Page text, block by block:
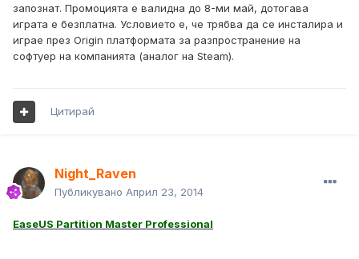
запознат. Промоцията е валидна до 8-ми май, дотогава
играта е безплатна. Условието е, че трябва да се инсталира и
играе през Origin платформата за разпространение на
софтуер на компанията (аналог на Steam).
Цитирай
Night_Raven
Публикувано Април 23, 2014
EaseUS Partition Master Professional